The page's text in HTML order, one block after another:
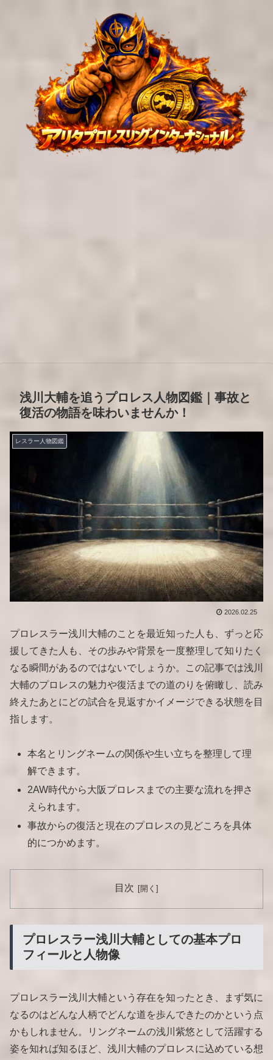
浅川大輔を追うプロレス人物図鑑｜事故と
復活の物語を味わいませんか！
レスラー人物図鑑
2026.02.25
プロレスラー浅川大輔のことを最近知った人も、ずっと応
援してきた人も、その歩みや背景を一度整理して知りたく
なる瞬間があるのではないでしょうか。この記事では浅川
大輔のプロレスの魅力や復活までの道のりを俯瞰し、読み
終えたあとにどの試合を見返すかイメージできる状態を目
指します。
本名とリングネームの関係や生い立ちを整理して理
解できます。
2AW時代から大阪プロレスまでの主要な流れを押さ
えられます。
事故からの復活と現在のプロレスの見どころを具体
的につかめます。
目次
プロレスラー浅川大輔としての基本プロ
フィールと人物像
プロレスラー浅川大輔という存在を知ったとき、まず気に
なるのはどんな人柄でどんな道を歩んできたのかという点
かもしれません。リングネームの浅川紫悠として活躍する
姿を知れば知るほど、浅川大輔のプロレスに込めている想